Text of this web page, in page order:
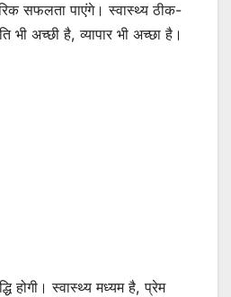
सफलता पाएंगे। स्वास्थ्य ठीक-
भी अच्छी है, व्यापार भी अच्छा है।
होगी। स्वास्थ्य मध्यम है, प्रेम